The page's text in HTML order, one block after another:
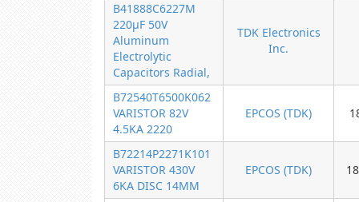
B41888C6227M
220µF 50V
Aluminum
Electrolytic
Capacitors Radial,
TDK Electronics
Inc.
B72540T6500K062
VARISTOR 82V
4.5KA 2220
EPCOS (TDK)
B72214P2271K101
VARISTOR 430V
6KA DISC 14MM
EPCOS (TDK)